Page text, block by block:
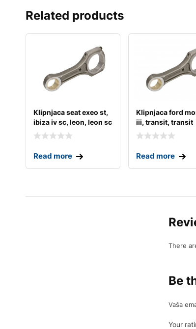
Related products
Klipnjaca seat exeo st,
ibiza iv sc, leon, leon sc
Read more
Klipnjaca ford
iii, transit, transit
tourneo
Read more
There
Be
Vaša
Your